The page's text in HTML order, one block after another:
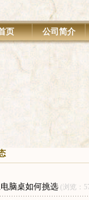
页 公司简介
脑桌如何挑选 (浏览：